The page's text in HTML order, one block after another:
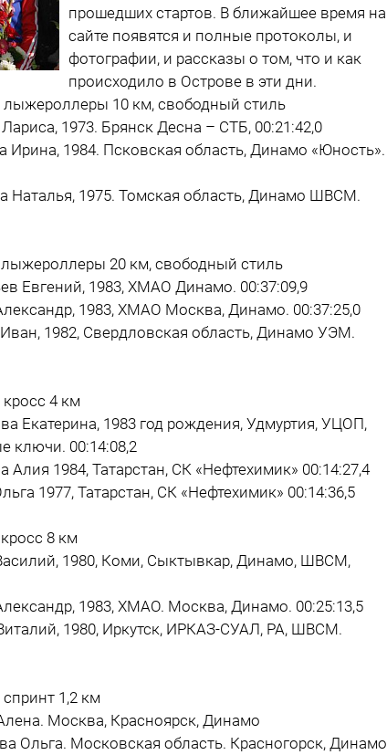
прошедших стартов. В ближайшее время на
сайте появятся и полные протоколы, и
фотографии, и рассказы о том, что и как
происходило в Острове в эти дни.
10 км, свободный стиль
1973. Брянск Десна – СТБ, 00:21:42,0
Ирина, 1984. Псковская область, Динамо «Юность».
Наталья, 1975. Томская область, Динамо ШВСМ.
20 км, свободный стиль
Евгений, 1983, ХМАО Динамо. 00:37:09,9
1983, ХМАО Москва, Динамо. 00:37:25,0
1982, Свердловская область, Динамо УЭМ.
4 км
Екатерина, 1983 год рождения, Удмуртия, УЦОП,
ключи. 00:14:08,2
Алия 1984, Татарстан, СК «Нефтехимик» 00:14:27,4
1977, Татарстан, СК «Нефтехимик» 00:14:36,5
8 км
1980, Коми, Сыктывкар, Динамо, ШВСМ,
1983, ХМАО. Москва, Динамо. 00:25:13,5
1980, Иркутск, ИРКАЗ-СУАЛ, РА, ШВСМ.
1,2 км
Москва, Красноярск, Динамо
Ольга. Московская область. Красногорск, Динамо